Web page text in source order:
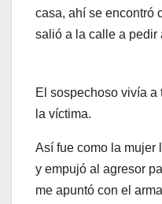
casa, ahí se encontró
salió a la calle a pedir
El sospechoso vivía a
la víctima.
Así fue como la mujer
y empujó al agresor
me apuntó con el